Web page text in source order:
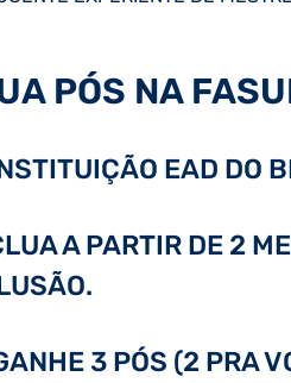
PÓS NA
EAD DO
A PARTIR DE 2
3 PÓS (2 PRA